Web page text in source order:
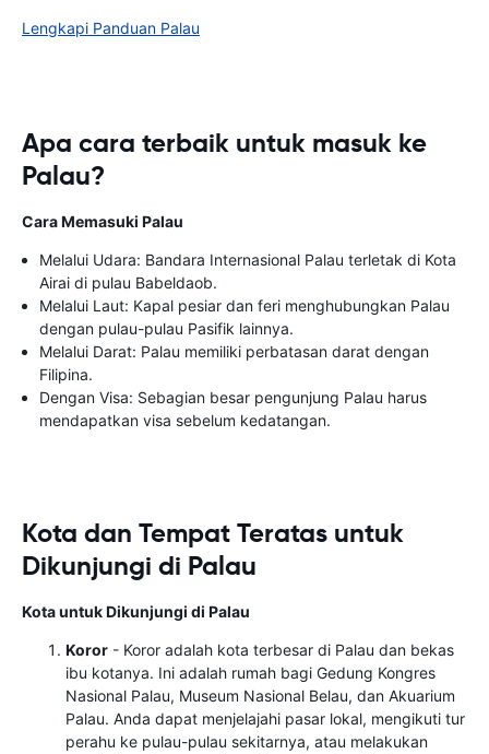
Lengkapi Panduan Palau
Apa cara terbaik untuk masuk ke
Palau?
Cara Memasuki Palau
Melalui Udara: Bandara Internasional Palau terletak di Kota
Airai di pulau Babeldaob.
Melalui Laut: Kapal pesiar dan feri menghubungkan Palau
dengan pulau-pulau Pasifik lainnya.
Melalui Darat: Palau memiliki perbatasan darat dengan
Filipina.
Dengan Visa: Sebagian besar pengunjung Palau harus
mendapatkan visa sebelum kedatangan.
Kota dan Tempat Teratas untuk
Dikunjungi di Palau
Kota untuk Dikunjungi di Palau
Koror - Koror adalah kota terbesar di Palau dan bekas
ibu kotanya. Ini adalah rumah bagi Gedung Kongres
Nasional Palau, Museum Nasional Belau, dan Akuarium
Palau. Anda dapat menjelajahi pasar lokal, mengikuti tur
perahu ke pulau-pulau sekitarnya, atau melakukan